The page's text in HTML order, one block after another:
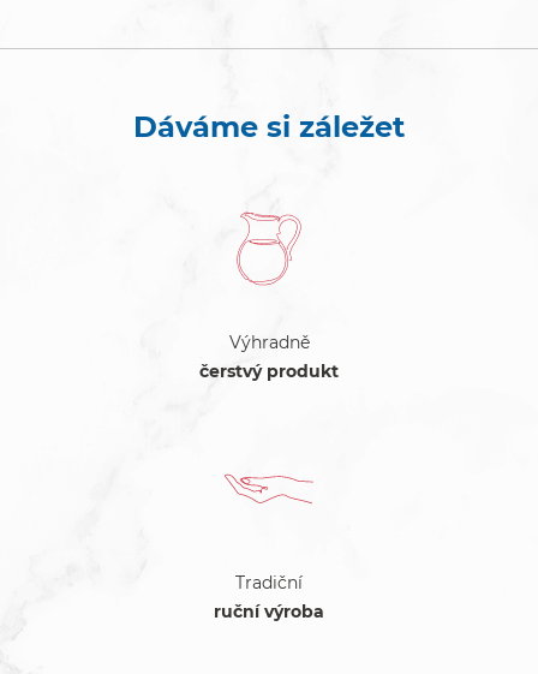
Dáváme si záležet
Výhradně
čerstvý produkt
Tradiční
ruční výroba